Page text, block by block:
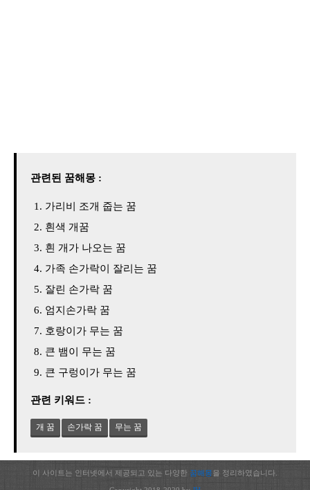
관련된 꿈해몽 :
가리비 조개 줍는 꿈
흰색 개꿈
흰 개가 나오는 꿈
가족 손가락이 잘리는 꿈
잘린 손가락 꿈
엄지손가락 꿈
호랑이가 무는 꿈
큰 뱀이 무는 꿈
큰 구렁이가 무는 꿈
관련 키워드 :
개 꿈 손가락 꿈 무는 꿈
이 사이트는 인터넷에서 제공되고 있는 다양한 꿈해몽을 정리하였습니다.